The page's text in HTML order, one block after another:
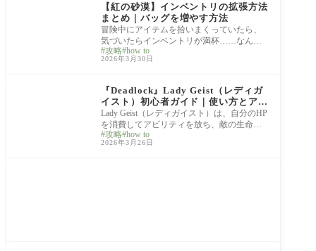
【紅の砂漠】インベントリの拡張方法
まとめ｜バッグを増やす方法
冒険中にアイテムを拾いまくっていたら、
気づいたらインベントリが満杯……なんて
経験、ありませんか？ 紅の砂漠はとにかく
アイ
攻略 how to
2026年3月30日
『Deadlock』Lady Geist（レディガ
イスト）初心者ガイド｜使い方とアビ
リティ解説
Lady Geist（レディガイスト）は、自分のHP
を消費してアビリティを放ち、敵の生命力
を吸い取るDeadlock屈指のヴァンパイア型ヒ
ーローで
攻略 how to
2026年3月26日